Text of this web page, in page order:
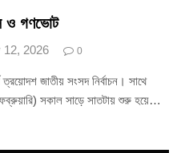
ও গণভোট
12, 2026 0
ত্রয়োদশ জাতীয় সংসদ নির্বাচন। সাথে
সকাল সাড়ে সাতটায় শুরু হয়ে…